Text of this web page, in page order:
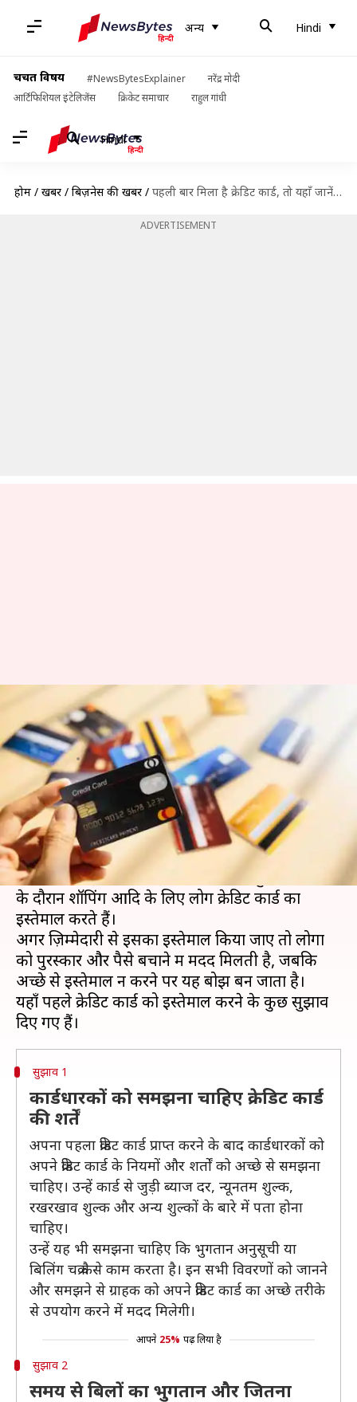
अन्य Hindi
चर्चित विषय #NewsBytesExplainer
नरेंद्र मोदी
आर्टिफिशियल इंटेलिजेंस
क्रिकेट समाचार राहुल गांधी
Hindi
होम / खबरें / बिज़नेस की खबरें / पहली बार मिला है क्रेडिट कार्ड, तो यहाँ जानें कैसे करना है उसका इस्तेमाल
ADVERTISEMENT
पहली बार मिला है क्रेडिट कार्ड, तो यहाँ
जानें कैसे करना है उसका इस्तेमाल
लेखन प्रदीप मौर्य May 01, 2019 07:55 pm
क्या है खबर?
अपनी अनोखी वित्तीय सुविधाओं की वजह से क्रेडिट कार्ड
आज एक आवश्यक वित्तीय उपकरण बन गया है।
आज ऑनलाइन/ऑफलाइन शॉपिंग, बिल भुगतान, यात्रा
के दौरान शॉपिंग आदि के लिए लोग क्रेडिट कार्ड का
इस्तेमाल करते हैं।
अगर ज़िम्मेदारी से इसका इस्तेमाल किया जाए तो लोगों
को पुरस्कार और पैसे बचाने में मदद मिलती है, जबकि
अच्छे से इस्तेमाल न करने पर यह बोझ बन जाता है।
यहाँ पहले क्रेडिट कार्ड को इस्तेमाल करने के कुछ सुझाव
सुझाव 1
कार्डधारकों को समझना चाहिए क्रेडिट कार्ड
की शर्तें
अपना पहला क्रेडिट कार्ड प्राप्त करने के बाद कार्डधारकों को
अपने क्रेडिट कार्ड के नियमों और शर्तों को अच्छे से समझना
चाहिए। उन्हें कार्ड से जुड़ी ब्याज दर, न्यूनतम शुल्क,
रखरखाव शुल्क और अन्य शुल्कों के बारे में पता होना
चाहिए।
उन्हें यह भी समझना चाहिए कि भुगतान अनुसूची या
बिलिंग चक्र कैसे काम करता है। इन सभी विवरणों को जानने
और समझने से ग्राहक को अपने क्रेडिट कार्ड का अच्छे तरीके
से उपयोग करने में मदद मिलेगी।
आपने 25% पढ़ लिया है
सुझाव 2
समय से बिलों का भुगतान और जितना